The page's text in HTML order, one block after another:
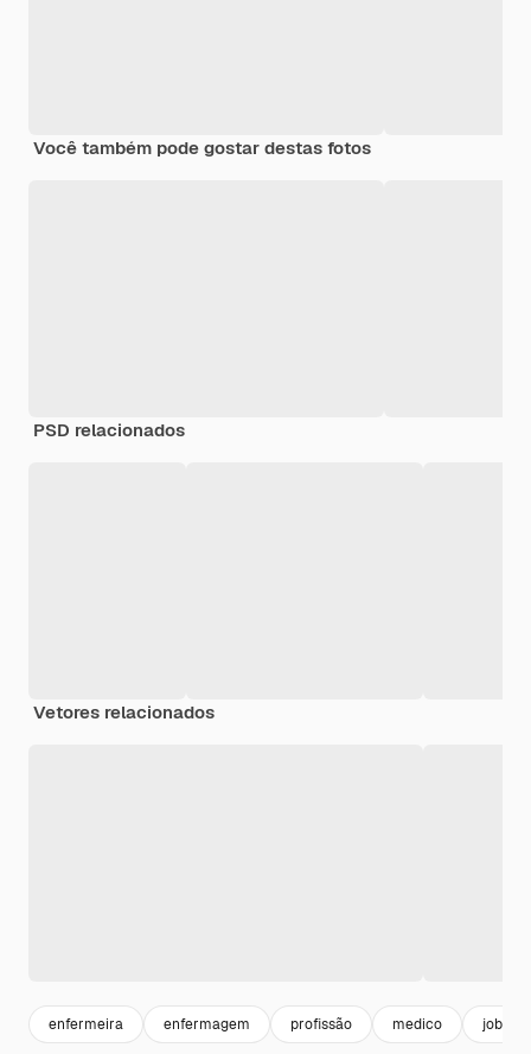
Você também pode gostar destas fotos
PSD relacionados
Vetores relacionados
enfermeira enfermagem profissão medico job